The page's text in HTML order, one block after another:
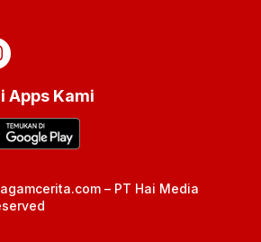
Apps Kami
– PT Hai Media